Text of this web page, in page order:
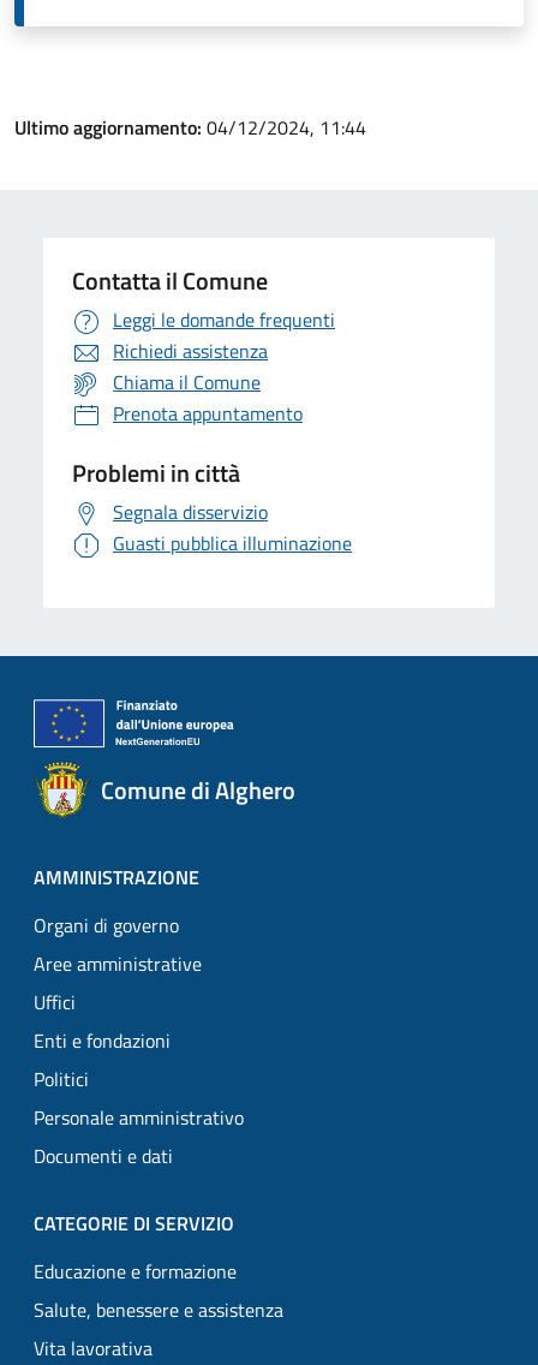
Ultimo aggiornamento: 04/12/2024, 11:44
Contatta il Comune
Leggi le domande frequenti
Richiedi assistenza
Chiama il Comune
Prenota appuntamento
Problemi in città
Segnala disservizio
Guasti pubblica illuminazione
Comune di Alghero
AMMINISTRAZIONE
Organi di governo
Aree amministrative
Uffici
Enti e fondazioni
Politici
Personale amministrativo
Documenti e dati
CATEGORIE DI SERVIZIO
Educazione e formazione
Salute, benessere e assistenza
Vita lavorativa